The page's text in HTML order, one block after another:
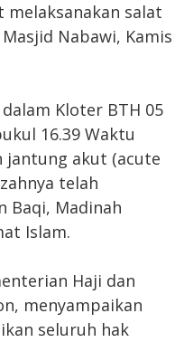
melaksanakan salat
Nabawi, Kamis
Kloter BTH 05
16.39 Waktu
jantung akut (acute
telah
Baqi, Madinah
Islam.
Haji dan
menyampaikan
seluruh hak